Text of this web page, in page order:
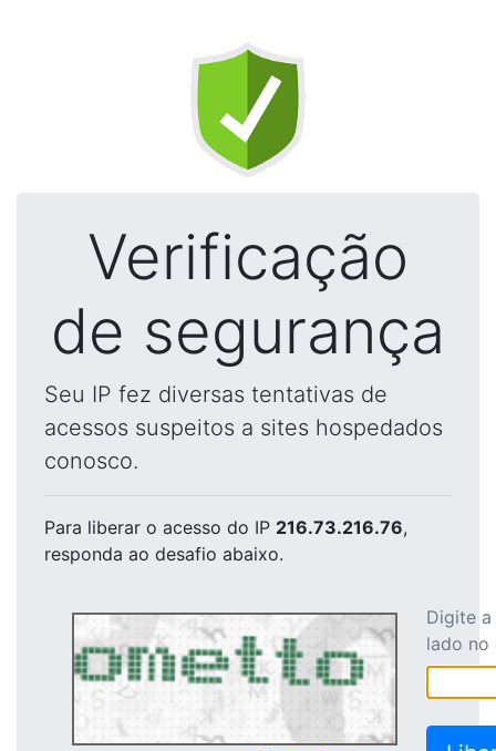
Verificação
de segurança
Seu IP fez diversas tentativas de
acessos suspeitos a sites hospedados
conosco.
Para liberar o acesso do IP 216.73.216.76,
responda ao desafio abaixo.
Digite
lado no